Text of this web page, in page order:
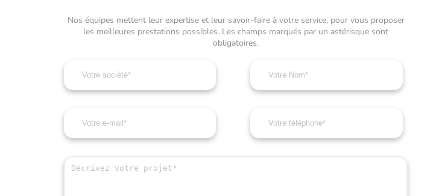
Nos équipes mettent leur expertise et leur savoir-faire à votre service, pour vous proposer
les meilleures prestations possibles. Les champs marqués par un astérisque sont
obligatoires.